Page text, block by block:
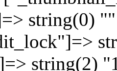
string(0)
string(2)